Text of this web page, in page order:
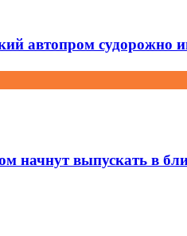
автопром судорожно
начнут выпускать в